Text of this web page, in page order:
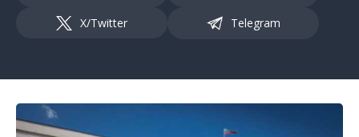
X/Twitter Telegram